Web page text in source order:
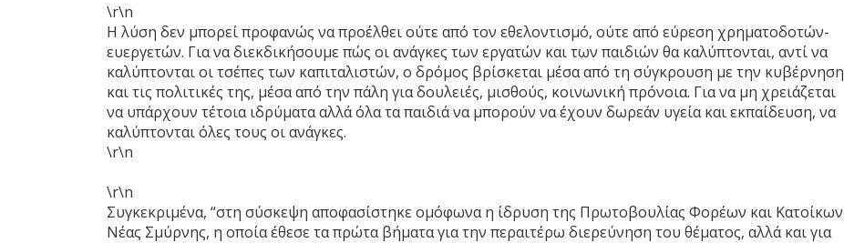
\r\n
Η λύση δεν μπορεί προφανώς να προέλθει ούτε από τον εθελοντισμό, ούτε από εύρεση χρηματοδοτών-
ευεργετών. Για να διεκδικήσουμε πώς οι ανάγκες των εργατών και των παιδιών θα καλύπτονται, αντί να
καλύπτονται οι τσέπες των καπιταλιστών, ο δρόμος βρίσκεται μέσα από τη σύγκρουση με την κυβέρνηση
και τις πολιτικές της, μέσα από την πάλη για δουλειές, μισθούς, κοινωνική πρόνοια. Για να μη χρειάζεται
να υπάρχουν τέτοια ιδρύματα αλλά όλα τα παιδιά να μπορούν να έχουν δωρεάν υγεία και εκπαίδευση, να
καλύπτονται όλες τους οι ανάγκες.
\r\n
\r\n
Συγκεκριμένα, “στη σύσκεψη αποφασίστηκε ομόφωνα η ίδρυση της Πρωτοβουλίας Φορέων και Κατοίκων
Νέας Σμύρνης, η οποία έθεσε τα πρώτα βήματα για την περαιτέρω διερεύνηση του θέματος, αλλά και για